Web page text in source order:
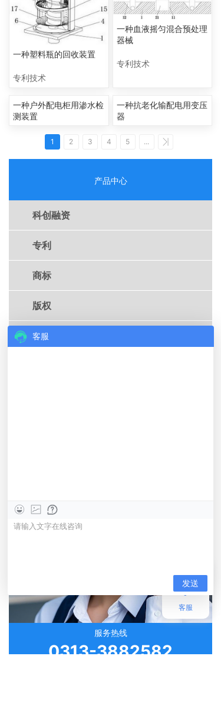
一种塑料瓶的回收装置
专利技术
一种血液摇匀混合预处理
器械
专利技术
一种户外配电柜用渗水检
测装置
一种抗老化输配电用变压
器
1 2 3 4 5 ...
产品中心
科创融资
专利
商标
版权
专利转化
服务热线
0313-3882582
客服
客服